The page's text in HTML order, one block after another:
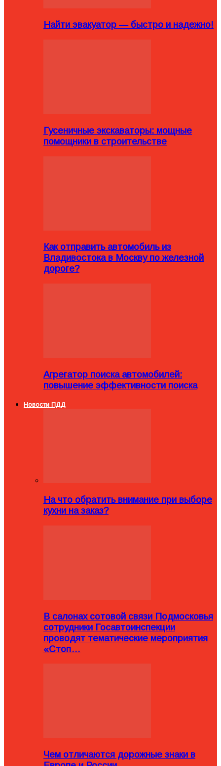
Найти эвакуатор — быстро и надежно!
Гусеничные экскаваторы: мощные
помощники в строительстве
Как отправить автомобиль из
Владивостока в Москву по железной
дороге?
Агрегатор поиска автомобилей:
повышение эффективности поиска
Новости ПДД
На что обратить внимание при выборе
кухни на заказ?
В салонах сотовой связи Подмосковья
сотрудники Госавтоинспекции
проводят тематические мероприятия
«Стоп…
Чем отличаются дорожные знаки в